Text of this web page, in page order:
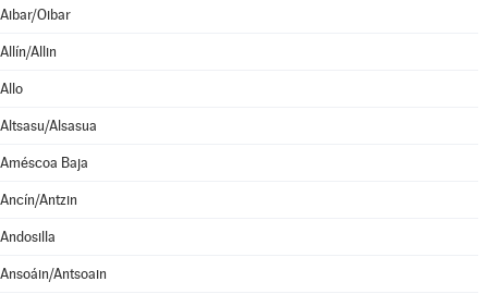
Aibar/Oibar
Allín/Allin
Allo
Altsasu/Alsasua
Améscoa Baja
Ancín/Antzin
Andosilla
Ansoáin/Antsoain